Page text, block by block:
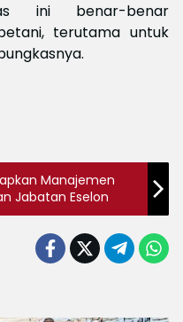
ini benar-benar
terutama untuk
Manajemen
Jabatan Eselon